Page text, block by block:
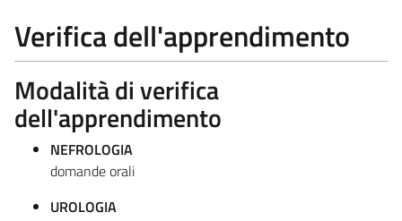
Verifica dell'apprendimento
Modalità di verifica
dell'apprendimento
NEFROLOGIA
domande orali
UROLOGIA